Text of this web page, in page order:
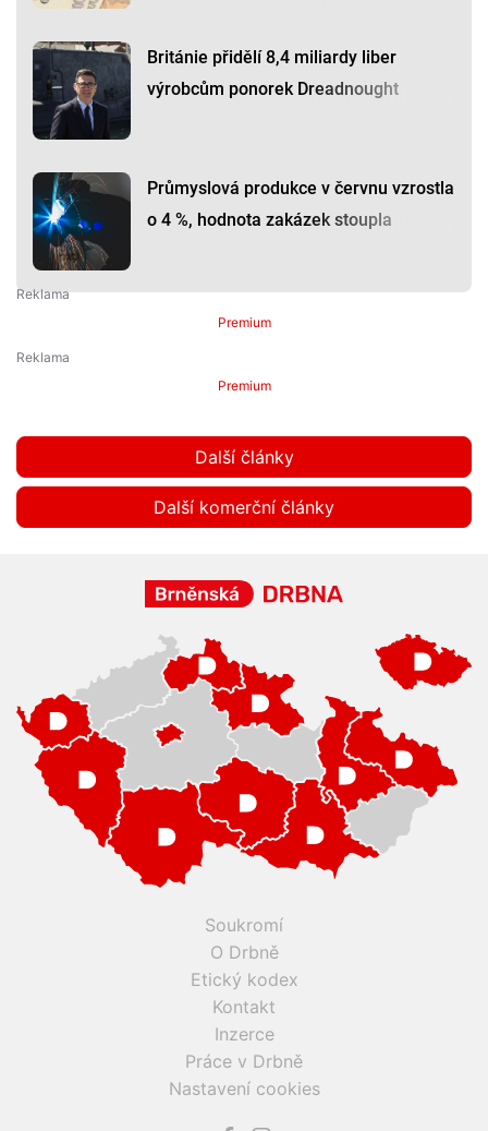
Británie přidělí 8,4 miliardy liber
výrobcům ponorek Dreadnought
Průmyslová produkce v červnu vzrostla
o 4 %, hodnota zakázek stoupla
Premium
Premium
Další články
Další komerční články
Soukromí
O Drbně
Etický kodex
Kontakt
Inzerce
Práce v Drbně
Nastavení cookies